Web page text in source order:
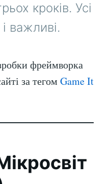
кроків. Усі
і важливі.
фреймворка
за тегом Game It